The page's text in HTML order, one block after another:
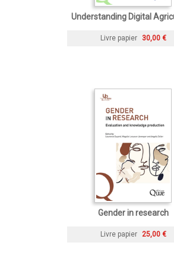
Understanding Digital
Livre papier 30,00 €
Gender in research
Livre papier 25,00 €